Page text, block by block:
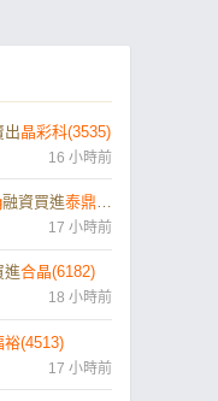
出晶彩科(3535)
16 小時前
融資買進泰鼎-KY(4927)
17 小時前
進合晶(6182)
18 小時前
裕(4513)
17 小時前